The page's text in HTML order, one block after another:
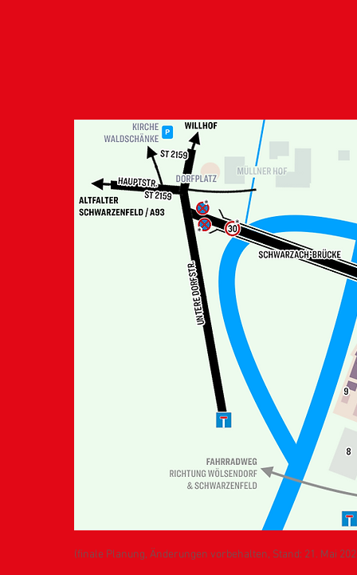
(finale Planung, Änderungen vorbehalten, Stand: 21. Mai